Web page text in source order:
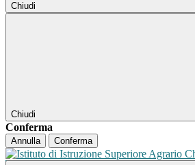
Chiudi
Chiudi
Conferma
Annulla Conferma